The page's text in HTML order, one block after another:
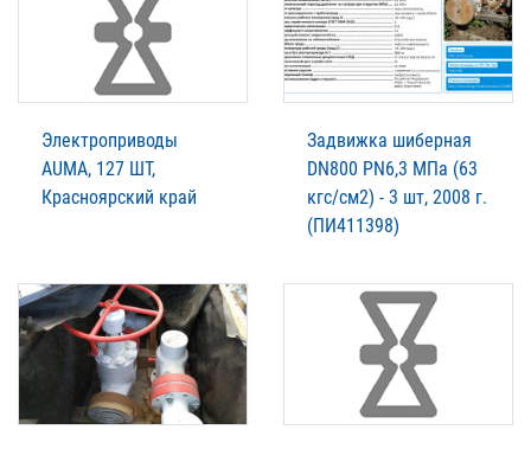
Электроприводы
AUMA, 127 ШТ,
Красноярский край
Задвижка шиберная
DN800 PN6,3 МПа (63
кгс/см2) - 3 шт, 2008 г.
(ПИ411398)